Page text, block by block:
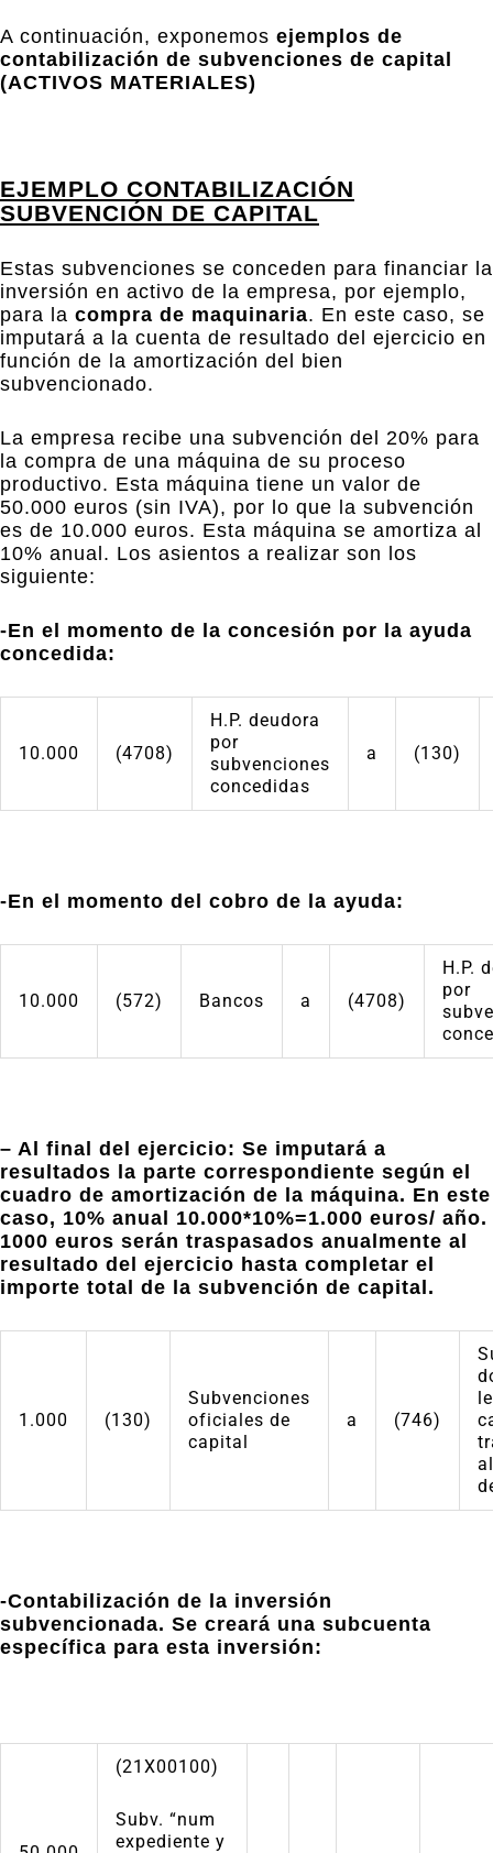
A continuación, exponemos ejemplos de
contabilización de subvenciones de capital
(ACTIVOS MATERIALES)
EJEMPLO CONTABILIZACIÓN
SUBVENCIÓN DE CAPITAL
Estas subvenciones se conceden para financiar la
inversión en activo de la empresa, por ejemplo,
para la compra de maquinaria. En este caso, se
imputará a la cuenta de resultado del ejercicio en
función de la amortización del bien
subvencionado.
La empresa recibe una subvención del 20% para
la compra de una máquina de su proceso
productivo. Esta máquina tiene un valor de
50.000 euros (sin IVA), por lo que la subvención
es de 10.000 euros. Esta máquina se amortiza al
10% anual. Los asientos a realizar son los
siguiente:
-En el momento de la concesión por la ayuda
concedida:
10.000 (4708)
H.P. deudora
por
subvenciones
concedidas
a (130)
-En el momento del cobro de la ayuda:
10.000 (572) Bancos a (4708)
H.P.
por
– Al final del ejercicio: Se imputará a
resultados la parte correspondiente según el
cuadro de amortización de la máquina. En este
caso, 10% anual 10.000*10%=1.000 euros/ año.
1000 euros serán traspasados anualmente al
resultado del ejercicio hasta completar el
importe total de la subvención de capital.
1.000 (130)
Subvenciones
oficiales de
capital
a (746)
-Contabilización de la inversión
subvencionada. Se creará una subcuenta
específica para esta inversión:
(21X00100)
Subv. “num
expediente y